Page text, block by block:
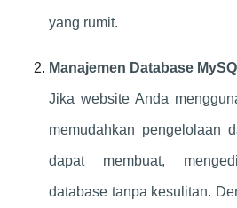
yang rumit.
Manajemen Database
Jika website Anda
memudahkan pengelolaan
dapat membuat,
database tanpa kesulitan.